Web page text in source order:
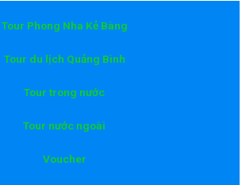
Tour Phong Nha Kẻ Bàng
Tour du lịch Quảng Bình
Tour trong nước
Tour nước ngoài
Voucher